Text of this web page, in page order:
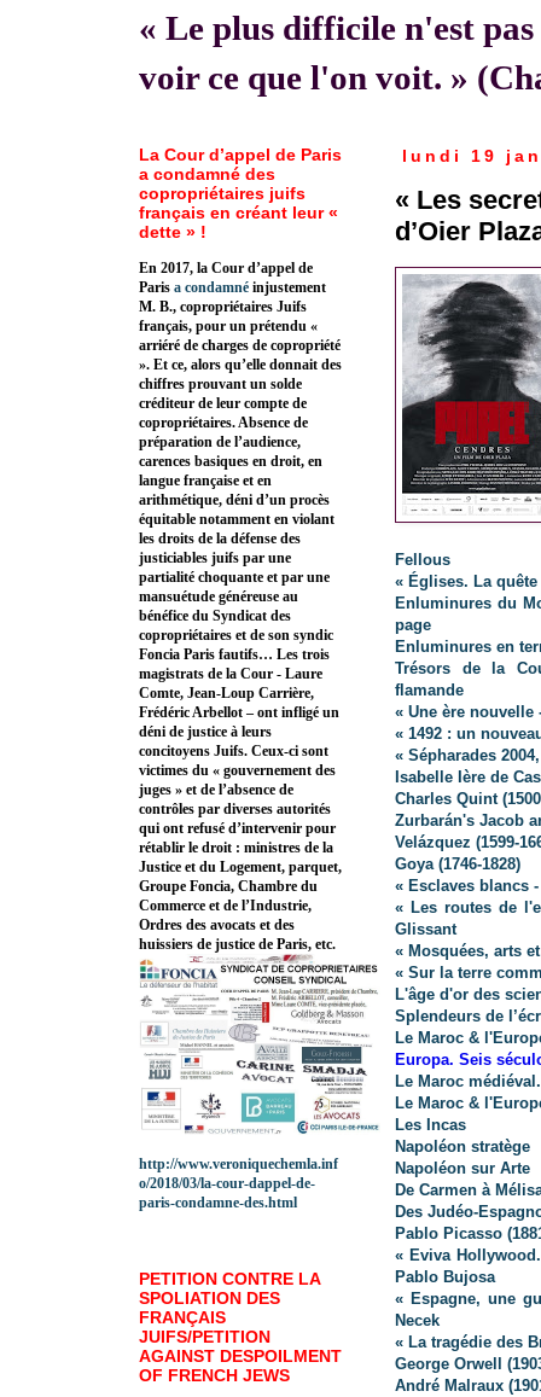
« Le plus difficile n'est
voir ce que l'on voit. »
lundi 19
« Les
d’Oier
Fellous
« Églises. La
Enluminures du
page
Enluminures en
Trésors de la
flamande
« Une ère nouvelle
« 1492 : un
« Sépharades
Isabelle Ière de
Charles Quint
Zurbarán's Jacob
Velázquez (1599-
Goya (1746-1828)
« Esclaves blancs
« Les routes de
Glissant
« Mosquées, arts
« Sur la terre
L'âge d'or des
Splendeurs de
Le Maroc &
Europa. Seis
Le Maroc
Le Maroc &
Les Incas
Napoléon stratège
Napoléon sur Arte
De Carmen à
Des Judéo-
Pablo Picasso
« Eviva
Pablo Bujosa
« Espagne, une
Necek
« La tragédie des
George Orwell
André Malraux
La Cour d’appel de Paris
a condamné des
copropriétaires juifs
français en créant leur «
dette » !
En 2017, la Cour d’appel de
Paris a condamné injustement
M. B., copropriétaires Juifs
français, pour un prétendu «
arriéré de charges de copropriété
». Et ce, alors qu’elle donnait des
chiffres prouvant un solde
créditeur de leur compte de
copropriétaires. Absence de
préparation de l’audience,
carences basiques en droit, en
langue française et en
arithmétique, déni d’un procès
équitable notamment en violant
les droits de la défense des
justiciables juifs par une
partialité choquante et par une
mansuétude généreuse au
bénéfice du Syndicat des
copropriétaires et de son syndic
Foncia Paris fautifs… Les trois
magistrats de la Cour - Laure
Comte, Jean-Loup Carrière,
Frédéric Arbellot – ont infligé un
déni de justice à leurs
concitoyens Juifs. Ceux-ci sont
victimes du « gouvernement des
juges » et de l’absence de
contrôles par diverses autorités
qui ont refusé d’intervenir pour
rétablir le droit : ministres de la
Justice et du Logement, parquet,
Groupe Foncia, Chambre du
Commerce et de l’Industrie,
Ordres des avocats et des
huissiers de justice de Paris, etc.
http://www.veroniquechemla.inf
o/2018/03/la-cour-dappel-de-
paris-condamne-des.html
PETITION CONTRE LA
SPOLIATION DES
FRANÇAIS
JUIFS/PETITION
AGAINST DESPOILMENT
OF FRENCH JEWS